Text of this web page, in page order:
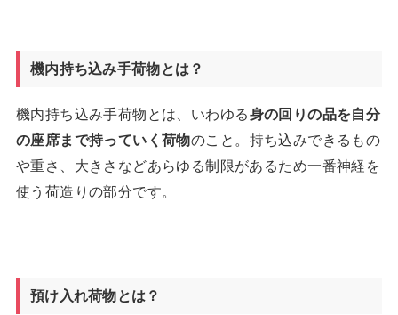
機内持ち込み手荷物とは？
機内持ち込み手荷物とは、いわゆる身の回りの品を自分
の座席まで持っていく荷物のこと。持ち込みできるもの
や重さ、大きさなどあらゆる制限があるため一番神経を
使う荷造りの部分です。
預け入れ荷物とは？